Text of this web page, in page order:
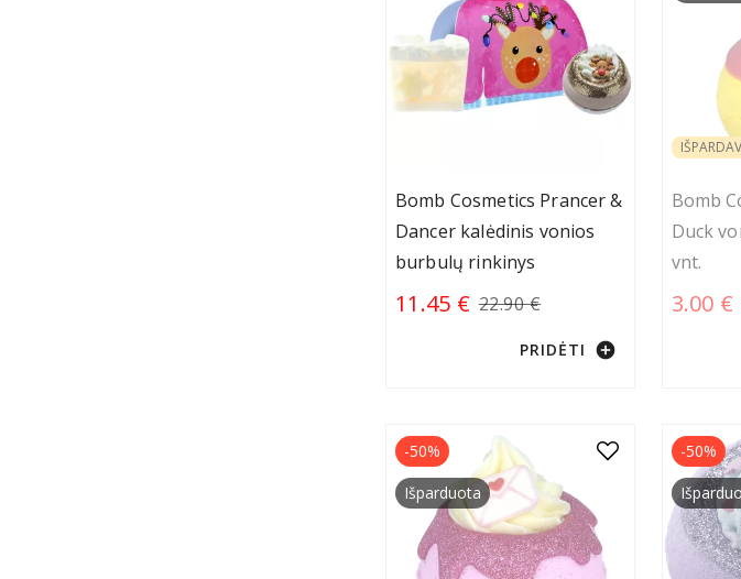
Bomb Cosmetics Prancer &
Dancer kalėdinis vonios
burbulų rinkinys
11.45 € 22.90 €
PRIDĖTI add_circle
Bomb
Duck
vnt.
3.00 €
-50%
Išparduota
-50%